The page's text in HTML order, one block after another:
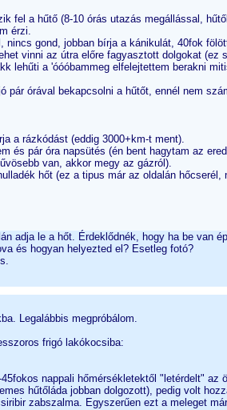
fel a hűtő (8-10 órás utazás megállással,
érzi.
nincs gond, jobban bírja a kánikulát, 40fok
vinni az útra előre fagyasztott dolgokat (ez
lehűti a 'óóóbammeg elfelejtettem berakni
pár órával bekapcsolni a hűtőt, ennél nem
a rázkódást (eddig 3000+km-t ment).
és pár óra napsütés (én bent hagytam az
van, akkor megy az gázról).
hőt (ez a tipus már az oldalán hőcserél,
adja le a hőt. Érdeklődnék, hogy ha be van
és hogyan helyezted el? Esetleg fotó?
Legalábbis megpróbálom.
frigó lakókocsiba:
nappali hőmérsékletektől "letérdelt" az
hűtőláda jobban dolgozott), pedig volt
zabszalma. Egyszerűen ezt a meleget